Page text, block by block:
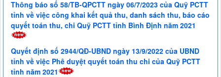
Thông báo số 58/TB-QPCTT ngày 06/7/2023 của Quỹ PCTT
tỉnh về việc công khai kết quả thu, danh sách thu, báo cáo
quyết toán thu, chi Quỹ PCTT tỉnh Bình Định năm 2021
Quyết định số 2944/QĐ-UBND ngày 13/9/2022 của UBND
tỉnh về việc Phê duyệt quyết toán thu chi của Quỹ PCTT
tỉnh năm 2021